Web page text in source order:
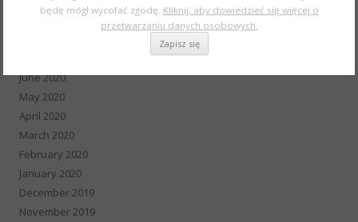
September 2020
June 2020
May 2020
April 2020
March 2020
February 2020
January 2020
December 2019
November 2019
będę mógł wycofać zgodę. Kliknij, aby dowiedzieć się więcej o
przetwarzaniu danych osobowych.